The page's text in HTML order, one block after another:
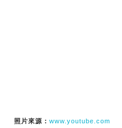
照片來源： www.youtube.com